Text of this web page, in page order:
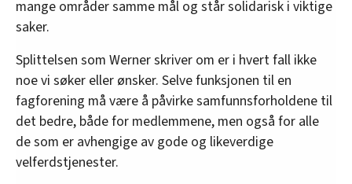
mange områder samme mål og står solidarisk i viktige
saker.
Splittelsen som Werner skriver om er i hvert fall ikke
noe vi søker eller ønsker. Selve funksjonen til en
fagforening må være å påvirke samfunnsforholdene til
det bedre, både for medlemmene, men også for alle
de som er avhengige av gode og likeverdige
velferdstjenester.